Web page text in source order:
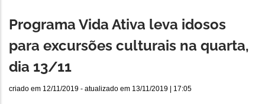
Programa Vida Ativa leva idosos
para excursões culturais na quarta,
dia 13/11
criado em 12/11/2019 - atualizado em 13/11/2019 | 17:05